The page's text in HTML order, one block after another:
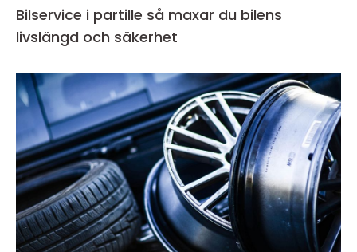
Bilservice i partille så maxar du bilens
livslängd och säkerhet